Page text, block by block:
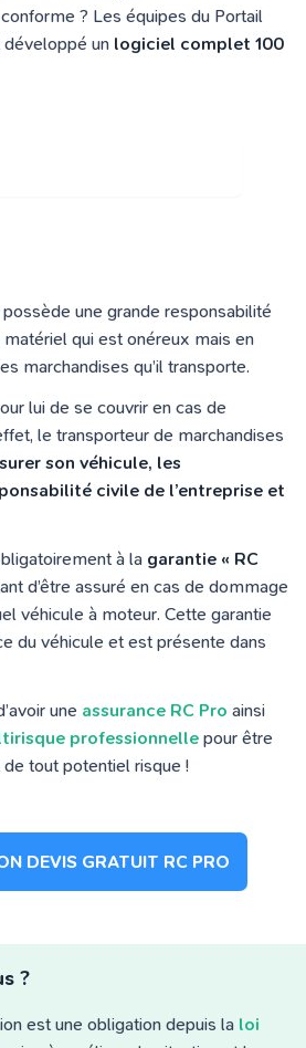
? Les équipes du Portail
un logiciel complet 100
une grande responsabilité
qui est onéreux mais en
marchandises qu’il transporte.
lui de se couvrir en cas de
le transporteur de marchandises
son véhicule, les
civile de l’entreprise et
à la garantie « RC
d’être assuré en cas de dommage
véhicule à moteur. Cette garantie
du véhicule et est présente dans
une assurance RC Pro ainsi
professionnelle pour être
tout potentiel risque !
DEVIS GRATUIT RC PRO
?
est une obligation depuis la loi